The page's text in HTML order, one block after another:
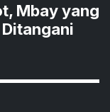
Mbay yang